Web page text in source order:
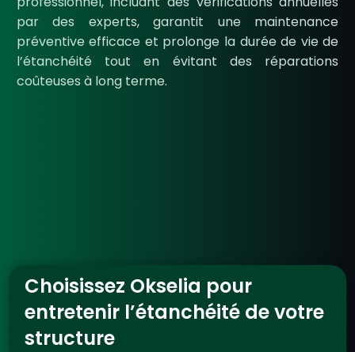
par des experts, garantit une maintenance
préventive efficace et prolonge la durée de vie de
l’étanchéité tout en évitant des réparations
coûteuses à long terme.
Choisissez Okselia pour
entretenir l’étanchéité de votre
structure